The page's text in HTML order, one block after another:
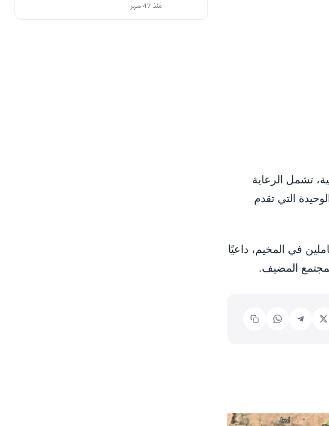
تشمل الرعاية
التي تقدم
في المخيم، داعيًا
المضيف.
منذ 47 شهر